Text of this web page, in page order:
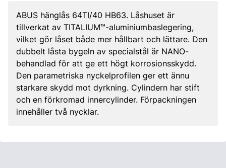
ABUS hänglås 64TI/40 HB63. Låshuset är
tillverkat av TITALIUM™-aluminiumbaslegering,
vilket gör låset både mer hållbart och lättare. Den
dubbelt låsta bygeln av specialstål är NANO-
behandlad för att ge ett högt korrosionsskydd.
Den parametriska nyckelprofilen ger ett ännu
starkare skydd mot dyrkning. Cylindern har stift
och en förkromad innercylinder. Förpackningen
innehåller två nycklar.